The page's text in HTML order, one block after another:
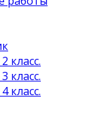
класс.
класс.
класс.